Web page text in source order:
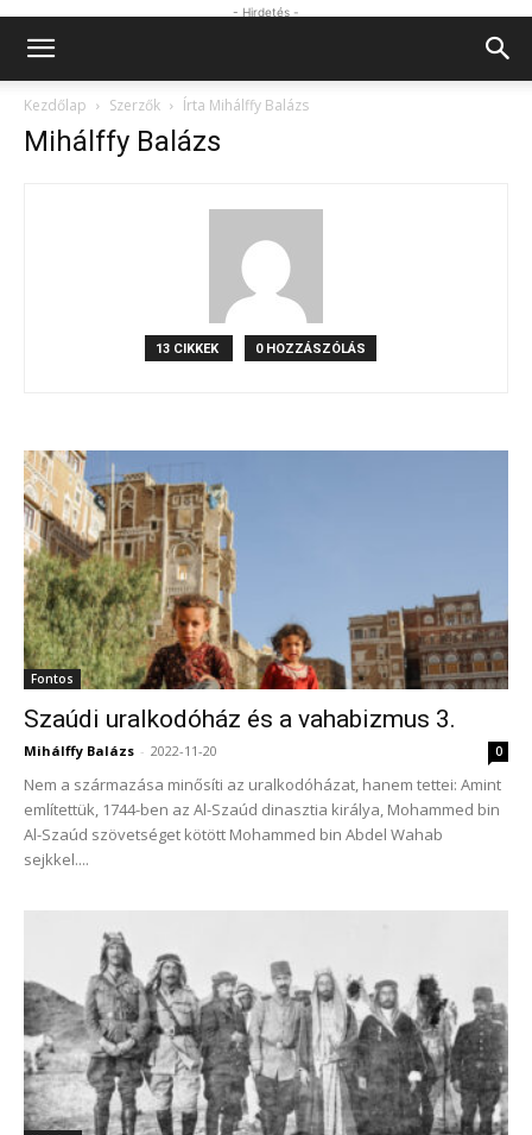
- Hirdetés -
Kezdőlap Szerzők Írta Mihálffy Balázs
Mihálffy Balázs
13 CIKKEK 0 HOZZÁSZÓLÁS
Fontos
Szaúdi uralkodóház és a vahabizmus 3.
Mihálffy Balázs - 2022-11-20 0
Nem a származása minősíti az uralkodóházat, hanem tettei: Amint
említettük, 1744-ben az Al-Szaúd dinasztia királya, Mohammed bin
Al-Szaúd szövetséget kötött Mohammed bin Abdel Wahab
sejkkel....